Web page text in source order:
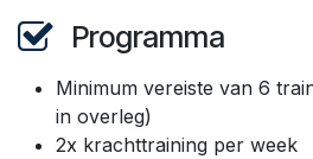
Programma
Minimum vereiste van 6
in overleg)
2x krachttraining per week